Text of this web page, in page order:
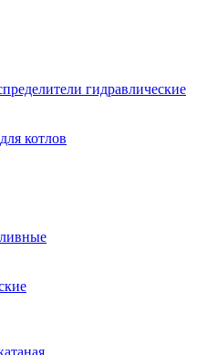
гидравлические
котлов